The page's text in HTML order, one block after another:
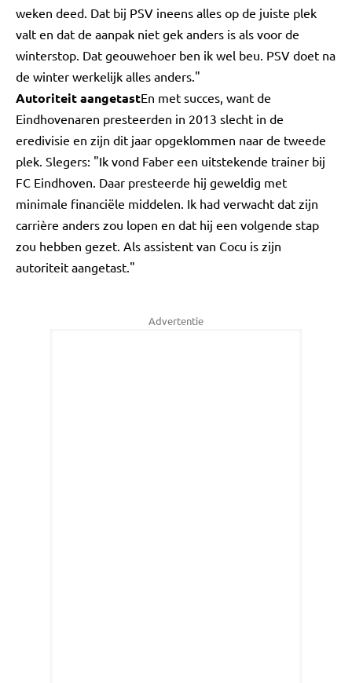
weken deed. Dat bij PSV ineens alles op de juiste plek
valt en dat de aanpak niet gek anders is als voor de
winterstop. Dat geouwehoer ben ik wel beu. PSV doet na
de winter werkelijk alles anders."
Autoriteit aangetastEn met succes, want de
Eindhovenaren presteerden in 2013 slecht in de
eredivisie en zijn dit jaar opgeklommen naar de tweede
plek. Slegers: "Ik vond Faber een uitstekende trainer bij
FC Eindhoven. Daar presteerde hij geweldig met
minimale financiële middelen. Ik had verwacht dat zijn
carrière anders zou lopen en dat hij een volgende stap
zou hebben gezet. Als assistent van Cocu is zijn
autoriteit aangetast."
Advertentie